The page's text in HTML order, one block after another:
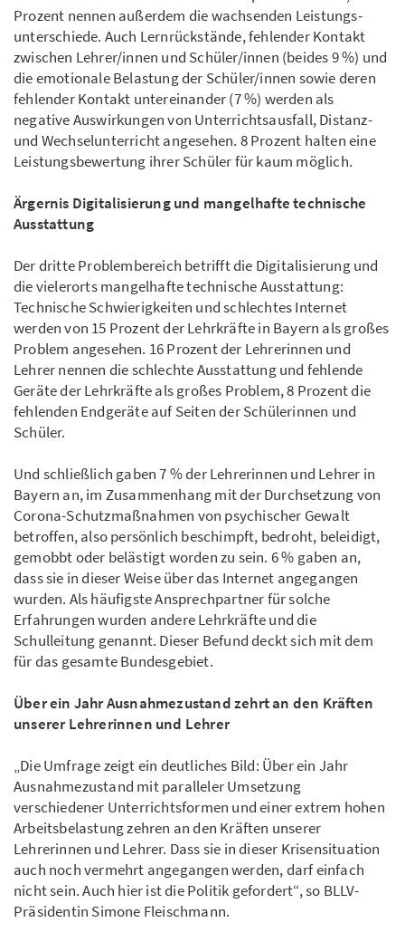
Prozent nennen außerdem die wachsen­­­den Leistungs­
unter­schiede. Auch Lern­rück­­stände, fehlender Kontakt
zwischen Lehrer/innen und Schüler/innen (beides 9 %) und
die emo­tio­nale Belastung der Schüler/innen sowie deren
fehlender Kontakt unterein­ander (7 %) werden als
negative Auswirkungen von Unterrichts­ausfall, Distanz-
und Wechsel­unterricht angesehen. 8 Prozent halten eine
Leistungsbewertung ihrer Schüler für kaum möglich.
Ärgernis Digitalisierung und mangel­hafte technische
Ausstattung
Der dritte Problembereich betrifft die Digitalisierung und
die vielerorts mangel­hafte technische Ausstattung:
Technische Schwierigkeiten und schlechtes Inter­­net
werden von 15 Prozent der Lehrkräfte in Bayern als großes
Problem ange­sehen. 16 Prozent der Lehrerinnen und
Lehrer nennen die schlechte Aus­stattung und fehlende
Geräte der Lehrkräfte als großes Problem, 8 Prozent die
fehlenden Endgeräte auf Seiten der Schülerinnen und
Schüler.
Und schließlich gaben 7 % der Lehrerinnen und Lehrer in
Bayern an, im Zusam­men­hang mit der Durchsetzung von
Corona-Schutzmaßnahmen von psychischer Gewalt
betroffen, also persönlich beschimpft, bedroht, beleidigt,
gemobbt oder belästigt worden zu sein. 6 % gaben an,
dass sie in dieser Weise über das Inter­net ange­gangen
wurden. Als häufigste Ansprechpartner für solche
Erfahrungen wurden andere Lehrkräfte und die
Schulleitung genannt. Dieser Befund deckt sich mit dem
für das gesamte Bundesgebiet.
Über ein Jahr Ausnahmezustand zehrt an den Kräften
unserer Lehrerinnen und Lehrer
„Die Umfrage zeigt ein deutliches Bild: Über ein Jahr
Ausnahmezustand mit paralleler Umsetzung
verschiedener Unter­richtsformen und einer extrem hohen
Arbeits­belastung zehren an den Kräften unserer
Lehrerinnen und Lehrer. Dass sie in dieser Krisensituation
auch noch vermehrt angegangen werden, darf einfach
nicht sein. Auch hier ist die Politik gefordert“, so BLLV-
Präsidentin Simone Fleischmann.